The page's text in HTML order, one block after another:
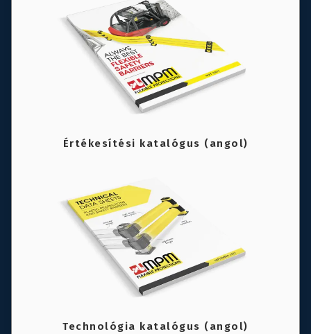
Értékesítési katalógus (angol)
Technológia katalógus (angol)